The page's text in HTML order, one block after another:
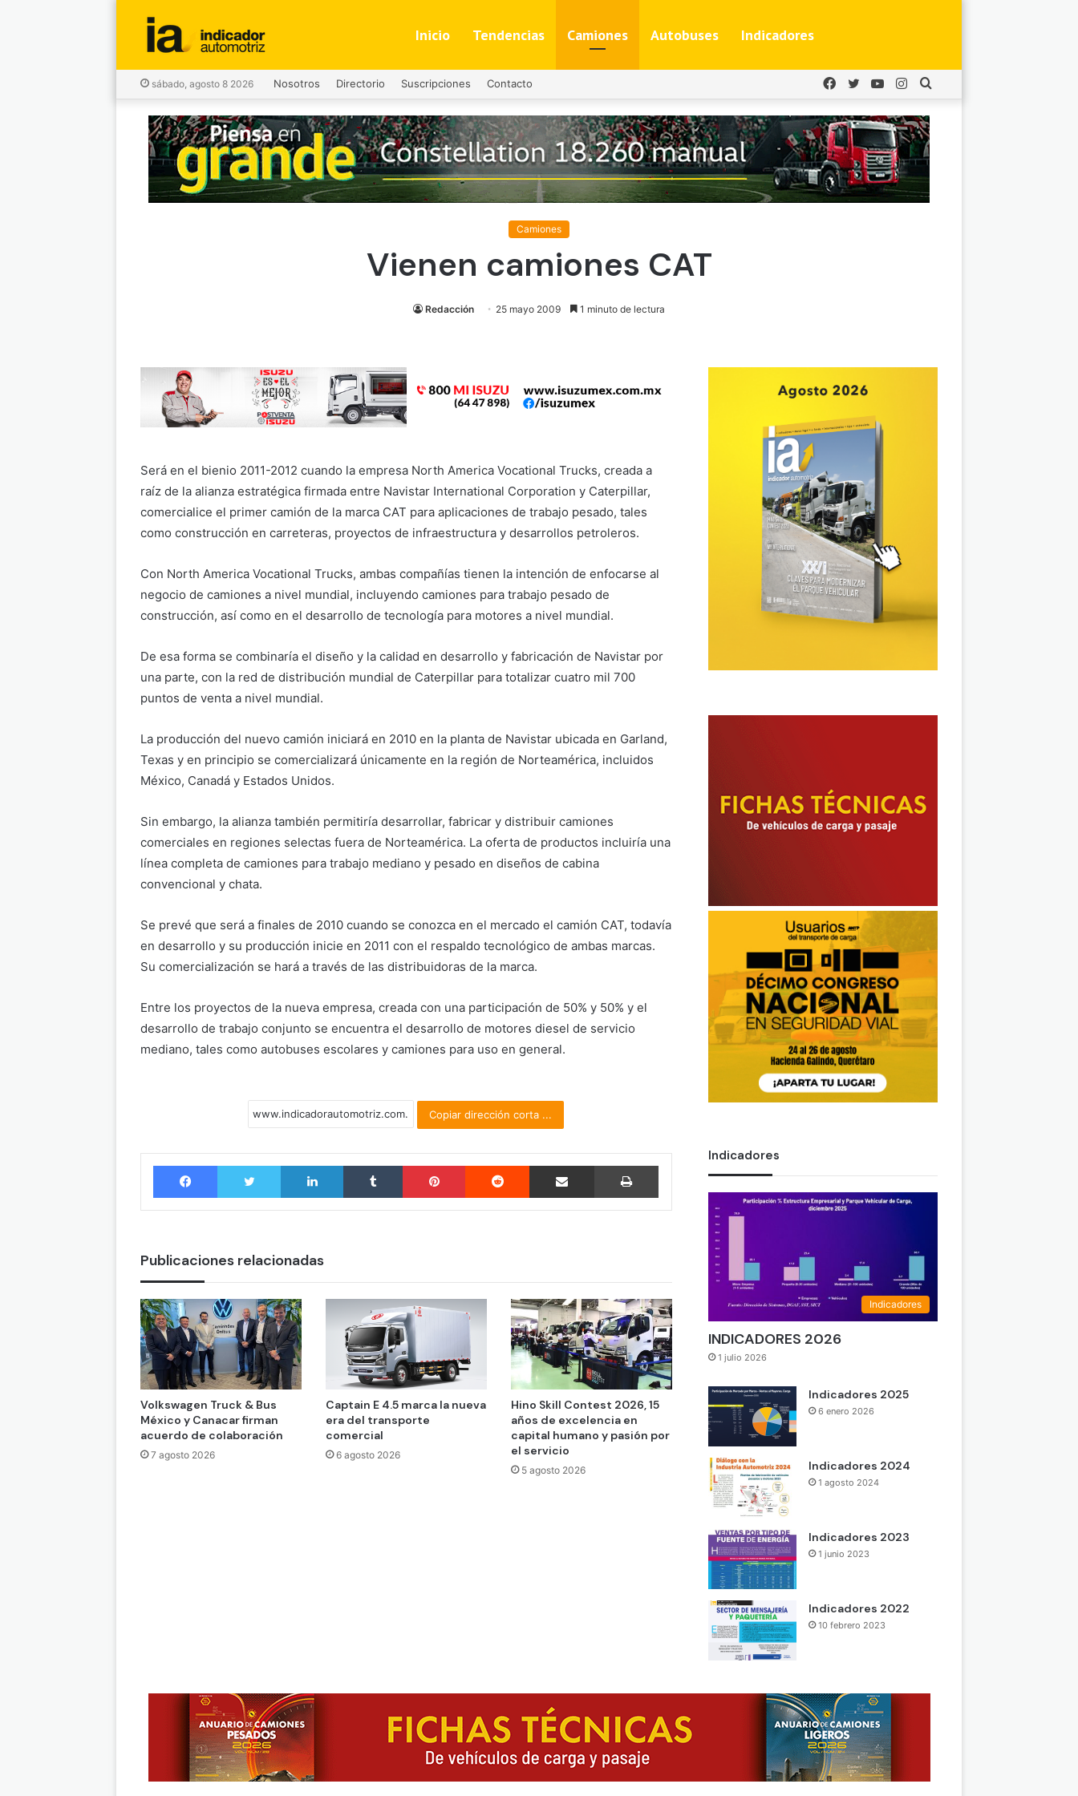
Inicio Tendencias Camiones Autobuses Indicadores
sábado, agosto 8 2026 Nosotros Directorio Suscripciones Contacto
Buscar
Instagram
YouTube
Twitter
Facebook
Camiones
Vienen camiones CAT
Redacción 25 mayo 2009 1 minuto de lectura
Será en el bienio 2011-2012 cuando la empresa North America Vocational Trucks, creada a
raíz de la alianza estratégica firmada entre Navistar International Corporation y Caterpillar,
comercialice el primer camión de la marca CAT para aplicaciones de trabajo pesado, tales
como construcción en carreteras, proyectos de infraestructura y desarrollos petroleros.
Con North America Vocational Trucks, ambas compañías tienen la intención de enfocarse al
negocio de camiones a nivel mundial, incluyendo camiones para trabajo pesado de
construcción, así como en el desarrollo de tecnología para motores a nivel mundial.
De esa forma se combinaría el diseño y la calidad en desarrollo y fabricación de Navistar por
una parte, con la red de distribución mundial de Caterpillar para totalizar cuatro mil 700
puntos de venta a nivel mundial.
La producción del nuevo camión iniciará en 2010 en la planta de Navistar ubicada en Garland,
Texas y en principio se comercializará únicamente en la región de Norteamérica, incluidos
México, Canadá y Estados Unidos.
Sin embargo, la alianza también permitiría desarrollar, fabricar y distribuir camiones
comerciales en regiones selectas fuera de Norteamérica. La oferta de productos incluiría una
línea completa de camiones para trabajo mediano y pesado en diseños de cabina
convencional y chata.
Se prevé que será a finales de 2010 cuando se conozca en el mercado el camión CAT, todavía
en desarrollo y su producción inicie en 2011 con el respaldo tecnológico de ambas marcas.
Su comercialización se hará a través de las distribuidoras de la marca.
Entre los proyectos de la nueva empresa, creada con una participación de 50% y 50% y el
desarrollo de trabajo conjunto se encuentra el desarrollo de motores diesel de servicio
mediano, tales como autobuses escolares y camiones para uso en general.
Copiar dirección corta ...
Facebook Twitter LinkedIn Tumblr Pinterest Reddit Compartir por correo electrónico
Publicaciones relacionadas
Volkswagen Truck & Bus
México y Canacar firman
acuerdo de colaboración
7 agosto 2026
Captain E 4.5 marca la nueva
era del transporte
comercial
6 agosto 2026
Hino Skill Contest 2026, 15
años de excelencia en
capital humano y pasión por
el servicio
5 agosto 2026
Indicadores
Indicadores
INDICADORES 2026
1 julio 2026
Indicadores 2025
6 enero 2026
Indicadores 2024
1 agosto 2024
Indicadores 2023
1 junio 2023
Indicadores 2022
10 febrero 2023